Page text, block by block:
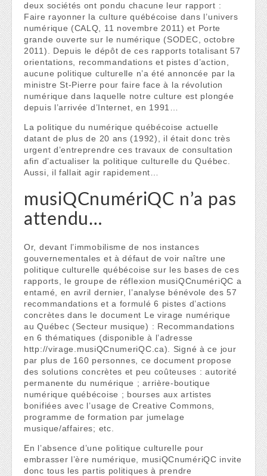
deux sociétés ont pondu chacune leur rapport :
Faire rayonner la culture québécoise dans l’univers
numérique (CALQ, 11 novembre 2011) et Porte
grande ouverte sur le numérique (SODEC, octobre
2011). Depuis le dépôt de ces rapports totalisant 57
orientations, recommandations et pistes d’action,
aucune politique culturelle n’a été annoncée par la
ministre St-Pierre pour faire face à la révolution
numérique dans laquelle notre culture est plongée
depuis l’arrivée d’Internet, en 1991…
La politique du numérique québécoise actuelle
datant de plus de 20 ans (1992), il était donc très
urgent d’entreprendre ces travaux de consultation
afin d’actualiser la politique culturelle du Québec.
Aussi, il fallait agir rapidement…
musiQCnumériQC n’a pas
attendu…
Or, devant l’immobilisme de nos instances
gouvernementales et à défaut de voir naître une
politique culturelle québécoise sur les bases de ces
rapports, le groupe de réflexion musiQCnumériQC a
entamé, en avril dernier, l’analyse bénévole des 57
recommandations et a formulé 6 pistes d’actions
concrètes dans le document Le virage numérique
au Québec (Secteur musique) : Recommandations
en 6 thématiques (disponible à l’adresse
http://virage.musiQCnumeriQC.ca). Signé à ce jour
par plus de 160 personnes, ce document propose
des solutions concrètes et peu coûteuses : autorité
permanente du numérique ; arrière-boutique
numérique québécoise ; bourses aux artistes
bonifiées avec l’usage de Creative Commons,
programme de formation par jumelage
musique/affaires; etc.
En l’absence d’une politique culturelle pour
embrasser l’ère numérique, musiQCnumériQC invite
donc tous les partis politiques à prendre